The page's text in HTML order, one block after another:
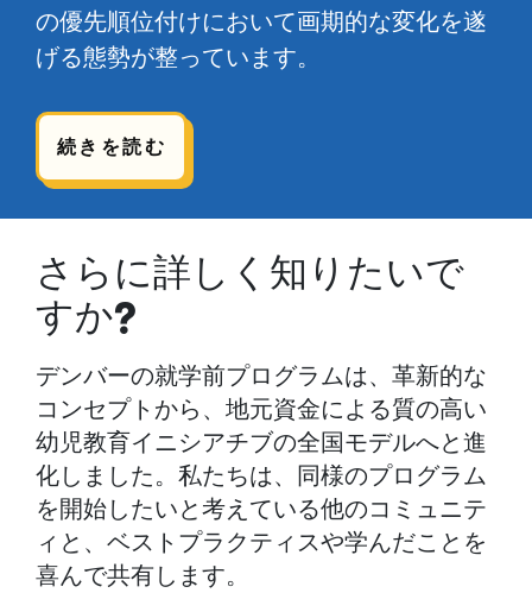
の優先順位付けにおいて画期的な変化を遂
げる態勢が整っています。
続きを読む
さらに詳しく知りたいで
すか?
デンバーの就学前プログラムは、革新的な
コンセプトから、地元資金による質の高い
幼児教育イニシアチブの全国モデルへと進
化しました。私たちは、同様のプログラム
を開始したいと考えている他のコミュニテ
ィと、ベストプラクティスや学んだことを
喜んで共有します。